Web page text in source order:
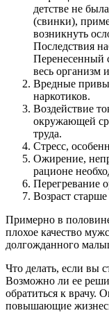
детстве не
(свинки),
возникнуть
Последствия
Перенесенный
весь организм
Вредные
наркотиков.
Воздействие
окружающей
труда.
Стресс,
Ожирение,
рационе
Перегревание
Возраст старше
Примерно в
плохое качество
долгожданного
Что делать, если вы
Возможно ли ее
обратиться к врачу.
повышающие